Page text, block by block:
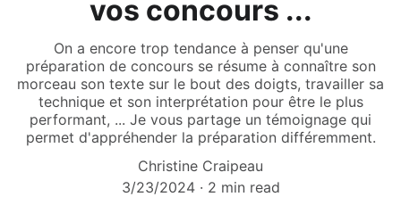
vos concours ...
On a encore trop tendance à penser qu'une
préparation de concours se résume à connaître son
morceau son texte sur le bout des doigts, travailler sa
technique et son interprétation pour être le plus
performant, ... Je vous partage un témoignage qui
permet d'appréhender la préparation différemment.
Christine Craipeau
3/23/2024
2 min read